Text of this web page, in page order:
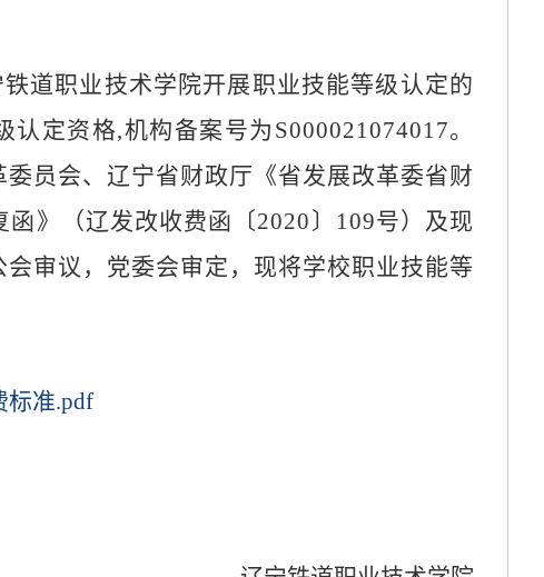
铁道职业技术学院开展职业技能等级认定的
认定资格,机构备案号为 S000021074017。
员会、辽宁省财政厅《省发展改革委省财
》（辽发改收费函〔2020 〕 109号）及现
审议，党委会审定，现将学校职业技能等
标准.pdf